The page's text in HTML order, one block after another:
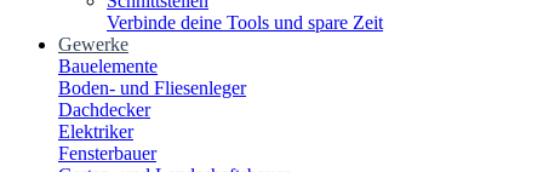
Verbinde deine Tools und spare Zeit
Gewerke
Bauelemente
Boden- und Fliesenleger
Dachdecker
Elektriker
Fensterbauer